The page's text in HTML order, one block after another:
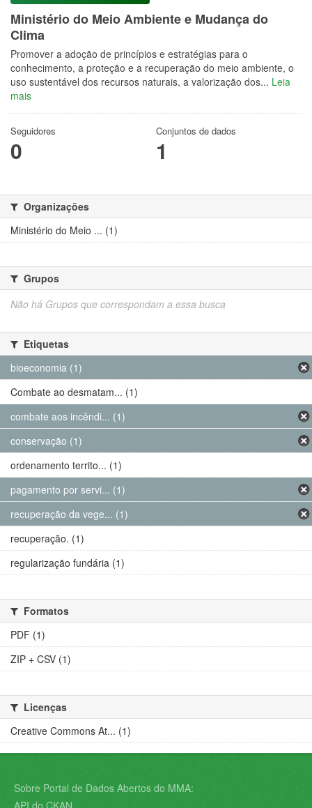
Ministério do Meio Ambiente e Mudança do
Clima
Promover a adoção de princípios e estratégias para o
conhecimento, a proteção e a recuperação do meio ambiente, o
uso sustentável dos recursos naturais, a valorização dos... Leia
mais
Seguidores
0
Conjuntos de dados
1
Organizações
Ministério do Meio ... (1)
Grupos
Não há Grupos que correspondam a essa busca
Etiquetas
bioeconomia (1)
Combate ao desmatam... (1)
combate aos incêndi... (1)
conservação (1)
ordenamento territo... (1)
pagamento por servi... (1)
recuperação da vege... (1)
recuperação. (1)
regularização fundária (1)
Formatos
PDF (1)
ZIP + CSV (1)
Licenças
Creative Commons At... (1)
Sobre Portal de Dados Abertos do MMA:
API do CKAN